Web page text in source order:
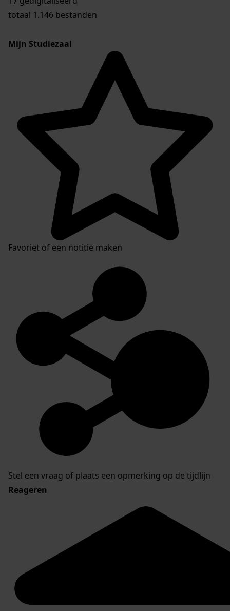
totaal 1.146 bestanden
Mijn Studiezaal
Favoriet of een notitie maken
Stel een vraag of plaats een opmerking op de tijdlijn
Reageren